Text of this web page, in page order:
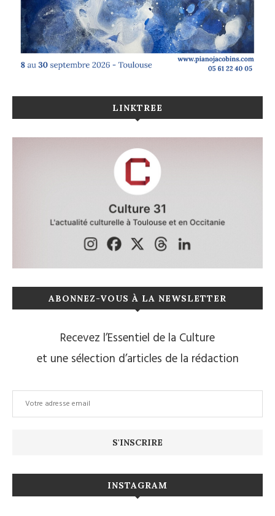
LINKTREE
ABONNEZ-VOUS À LA NEWSLETTER
Recevez l’Essentiel de la Culture
et une sélection d’articles de la rédaction
INSTAGRAM